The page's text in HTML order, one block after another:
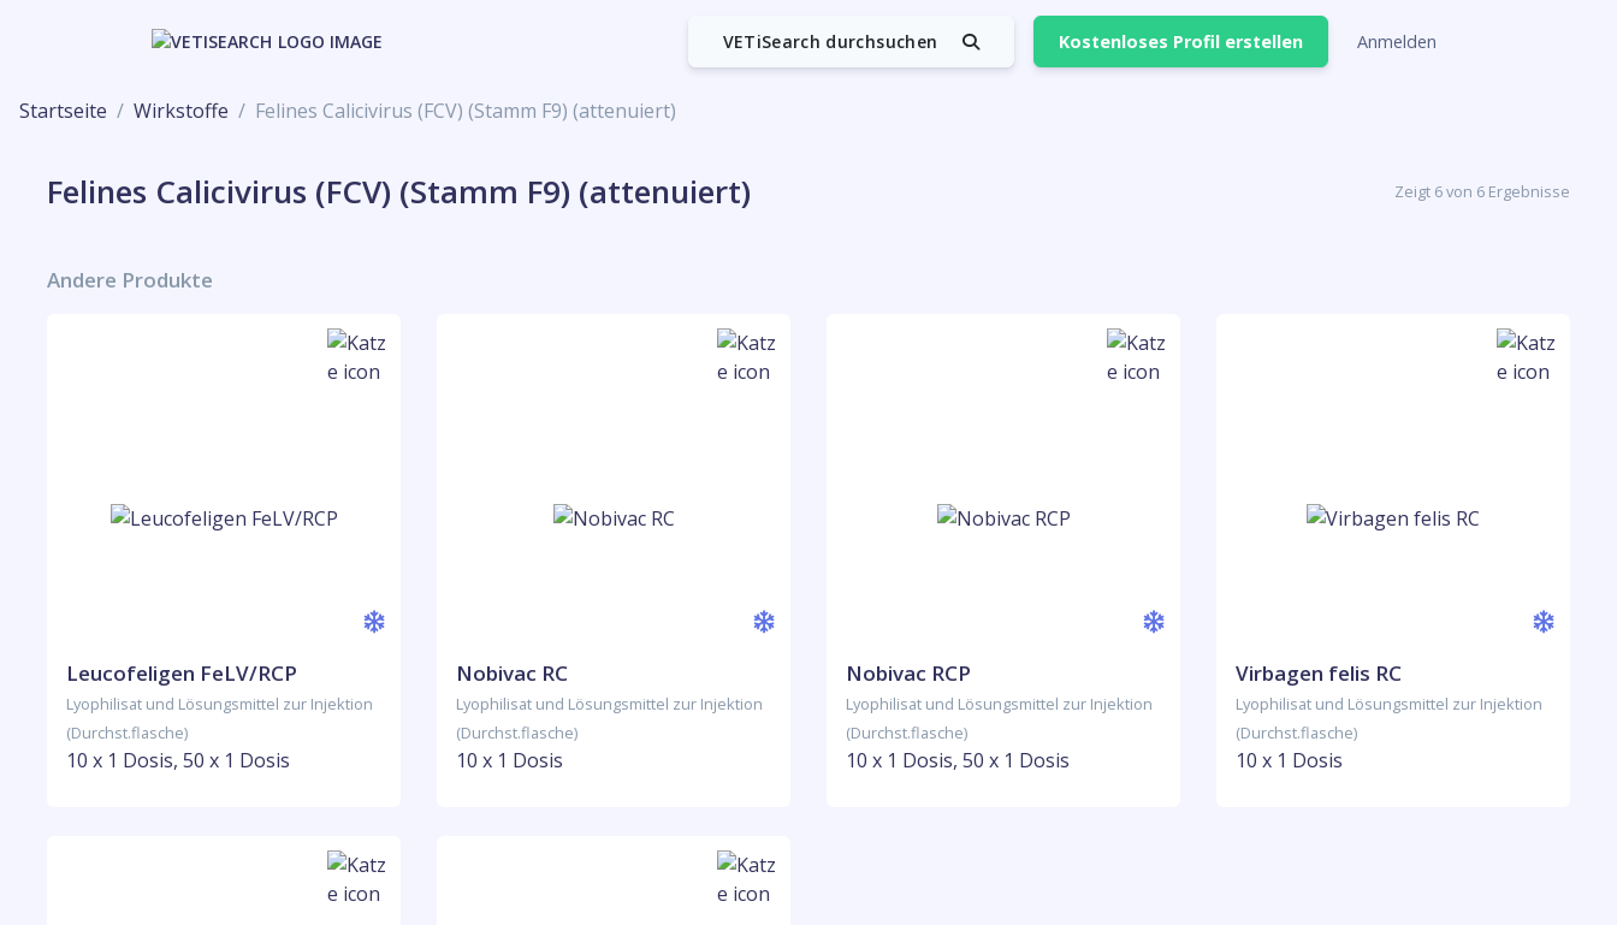
VETiSearch durchsuchen Kostenloses Profil erstellen Anmelden
Startseite Wirkstoffe Felines Calicivirus (FCV) (Stamm F9) (attenuiert)
Felines Calicivirus (FCV) (Stamm F9) (attenuiert) Zeigt 6 von 6 Ergebnisse
Andere Produkte
Leucofeligen FeLV/RCP
Lyophilisat und Lösungsmittel zur Injektion
(Durchst.flasche)
10 x 1 Dosis, 50 x 1 Dosis
Nobivac RC
Lyophilisat und Lösungsmittel zur Injektion
(Durchst.flasche)
10 x 1 Dosis
Nobivac RCP
Lyophilisat und Lösungsmittel zur Injektion
(Durchst.flasche)
10 x 1 Dosis, 50 x 1 Dosis
Virbagen felis RC
Lyophilisat und Lösungsmittel zur Injektion
(Durchst.flasche)
10 x 1 Dosis